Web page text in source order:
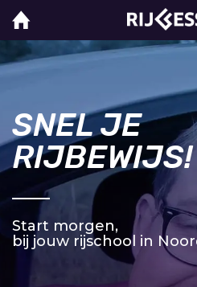
SNEL JE
RIJBEWIJS!
Start morgen,
bij jouw rijschool in